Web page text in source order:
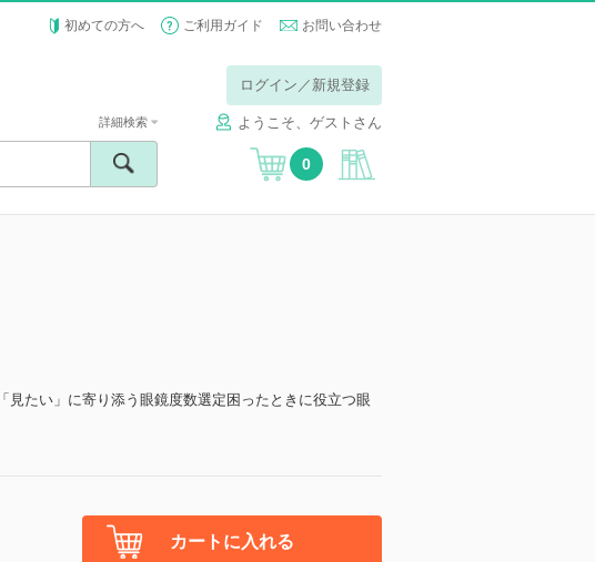
初めての方へ ご利用ガイド お問い合わせ
ログイン／新規登録
ようこそ、ゲストさん
詳細検索
0
たい」に寄り添う眼鏡度数選定困ったときに役立つ眼
カートに入れる